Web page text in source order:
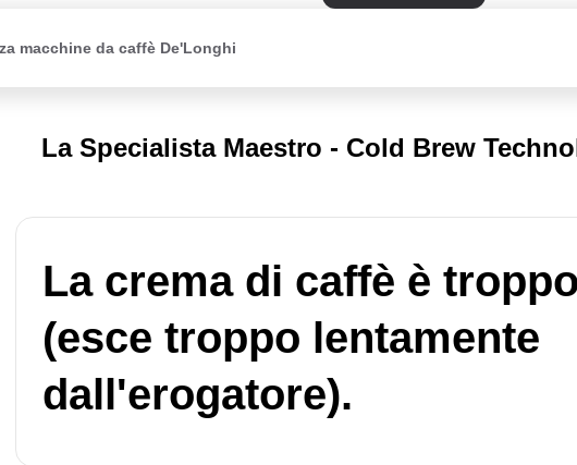
macchine da caffè De'Longhi
La Specialista Maestro - Cold Brew
La crema di caffè è
(esce troppo lentamente
dall'erogatore).